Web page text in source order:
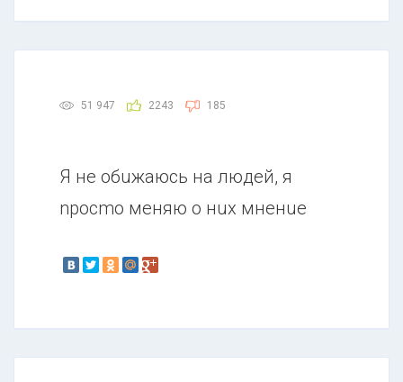
51 947 2243 185
Я не обuжаюсь на людей, я
nросmо меняю о нuх мненuе